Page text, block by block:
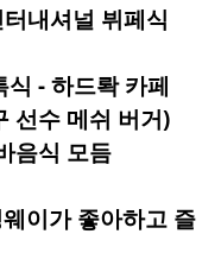
내셔널 뷔페식
식 - 하드롹 카페
선수 메쉬 버거)
음식 모듬
이가 좋아하고 즐